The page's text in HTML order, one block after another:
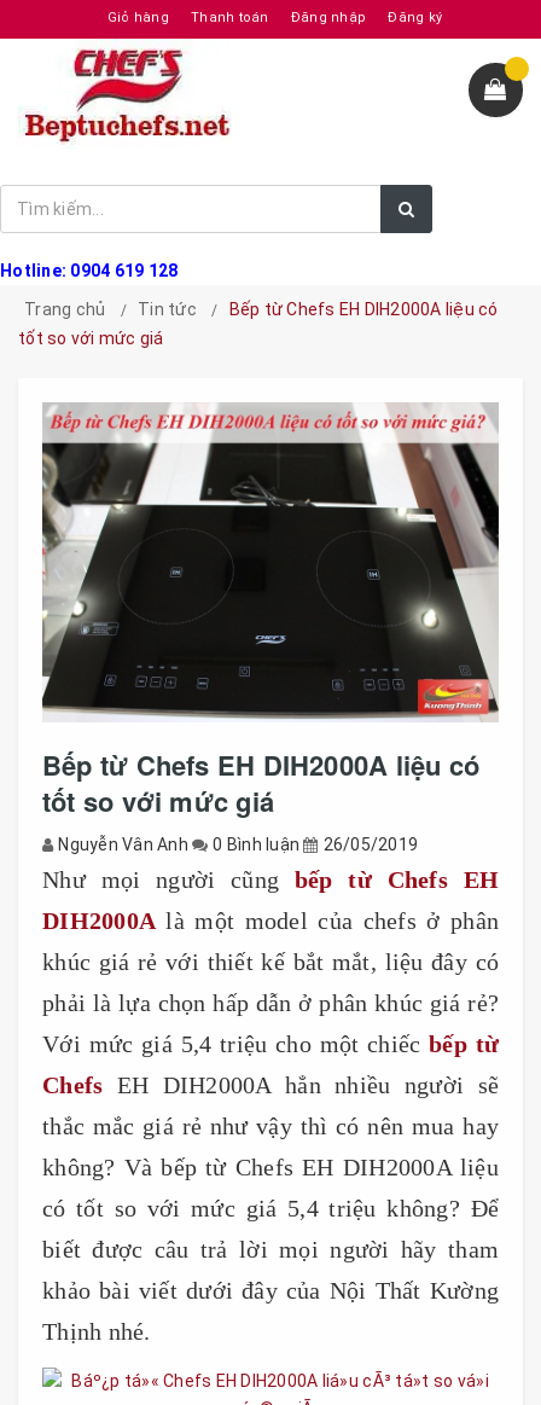
Giỏ hàng Thanh toán Đăng nhập Đăng ký
Hotline: 0904 619 128
Trang chủ
Tin tức
Bếp từ Chefs EH DIH2000A liệu có
tốt so với mức giá
Bếp từ Chefs EH DIH2000A liệu có
tốt so với mức giá
Nguyễn Vân Anh 0 Bình luận 26/05/2019
Như mọi người cũng bếp từ Chefs EH
DIH2000A là một model của chefs ở phân
khúc giá rẻ với thiết kế bắt mắt, liệu đây có
phải là lựa chọn hấp dẫn ở phân khúc giá rẻ?
Với mức giá 5,4 triệu cho một chiếc bếp từ
Chefs EH DIH2000A hẳn nhiều người sẽ
thắc mắc giá rẻ như vậy thì có nên mua hay
không? Và bếp từ Chefs EH DIH2000A liệu
có tốt so với mức giá 5,4 triệu không? Để
biết được câu trả lời mọi người hãy tham
khảo bài viết dưới đây của Nội Thất Kường
Thịnh nhé.